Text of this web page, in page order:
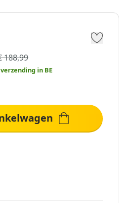
188,99
in BE